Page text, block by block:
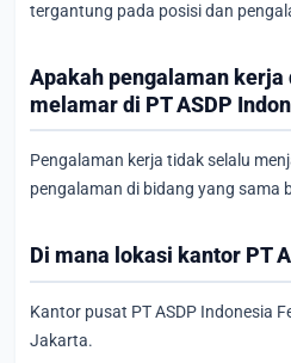
tergantung pada posisi dan
Apakah pengalaman
melamar di PT ASDP
Pengalaman kerja tidak selalu
pengalaman di bidang yang sama
Di mana lokasi kantor PT
Kantor pusat PT ASDP Indonesia
Jakarta.